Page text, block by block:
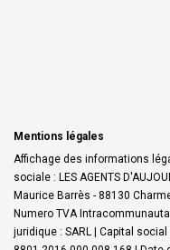
Mentions légales
Affichage des informations
sociale : LES AGENTS
Maurice Barrès - 88130
Numero TVA
juridique : SARL | Capital